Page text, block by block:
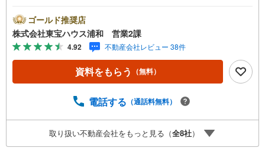
時間:7:00～22:00（年中無休）こちらの時間帯はお電話で
のお問い合わせがスムーズにご案内できますぜひお気軽に
ご連絡下さい！東宝ハウスライフソリューションズグルー
プ 東宝ハウス浦和 特別提携金利〔一例〕東宝ハウス浦
和の住宅ローン■変動金利全期間引下げプラン⇒住宅ローン
金利優遇割の最大適用《0.89％》と某信用金庫金利1.275％
万円※2026年7月末実行分まで（審査・要件があります）◇
ライフパートナーが直接ご対応ライフプランニング、かけ
つけサポート、Club Offプレミアムなど多彩なサービスがご
ざいます
ゴールド推奨店
株式会社東宝ハウス浦和 営業2課
4.92 不動産会社レビュー 38件
資料をもらう （無料）
電話する （通話料無料）
取り扱い不動産会社をもっと見る（全8社）